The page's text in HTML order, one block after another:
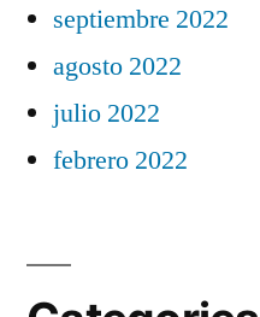
septiembre 2022
agosto 2022
julio 2022
febrero 2022